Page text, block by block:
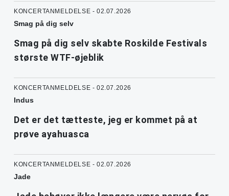
KONCERTANMELDELSE - 02.07.2026
Smag på dig selv
Smag på dig selv skabte Roskilde Festivals
største WTF-øjeblik
KONCERTANMELDELSE - 02.07.2026
Indus
Det er det tætteste, jeg er kommet på at
prøve ayahuasca
KONCERTANMELDELSE - 02.07.2026
Jade